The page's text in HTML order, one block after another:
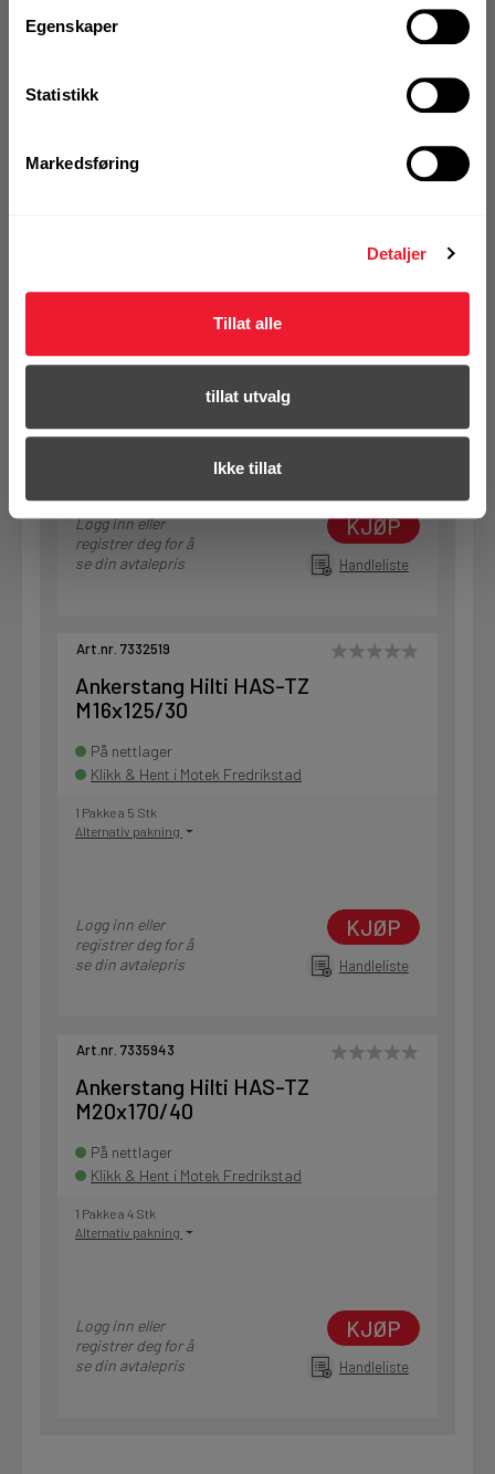
Egenskaper
Statistikk
Markedsføring
Detaljer
Tillat alle
tillat utvalg
Ikke tillat
Alternativ pakning
se din avtalepris
Handleliste
Alternativ pakning
Logg inn eller
registrer deg for å
se din avtalepris
KJØP
Handleliste
Art.nr. 7332519
Ankerstang Hilti HAS-TZ
M16x125/30
På nettlager
Klikk & Hent i Motek Fredrikstad
1 Pakke a 5 Stk
Alternativ pakning
Logg inn eller
registrer deg for å
se din avtalepris
KJØP
Handleliste
Art.nr. 7335943
Ankerstang Hilti HAS-TZ
M20x170/40
På nettlager
Klikk & Hent i Motek Fredrikstad
1 Pakke a 4 Stk
Alternativ pakning
Logg inn eller
registrer deg for å
se din avtalepris
KJØP
Handleliste